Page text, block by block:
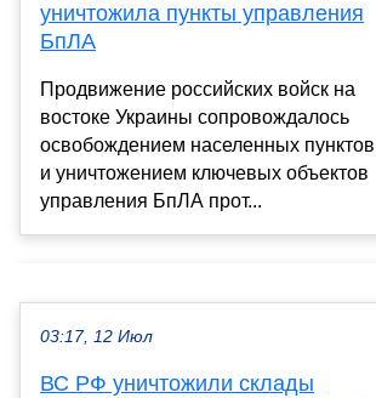
уничтожила пункты управления
БпЛА
Продвижение российских войск на
востоке Украины сопровождалось
освобождением населенных пунктов
и уничтожением ключевых объектов
управления БпЛА прот...
03:17, 12 Июл
ВС РФ уничтожили склады